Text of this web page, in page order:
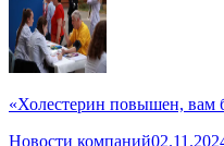
«Холестерин повышен, вам
Новости компаний